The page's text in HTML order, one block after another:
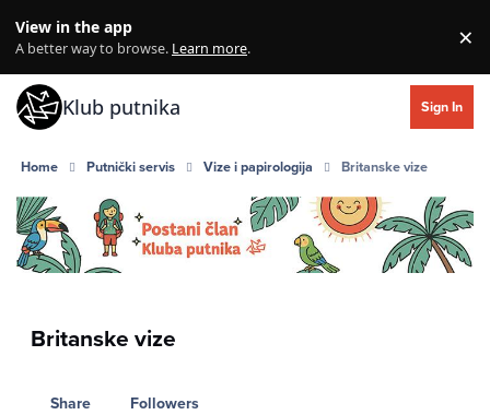
View in the app
A better way to browse. Learn more. ×
Klub putnika Sign In
Home Putnički servis Vize i papirologija Britanske vize
Britanske vize
Share Followers